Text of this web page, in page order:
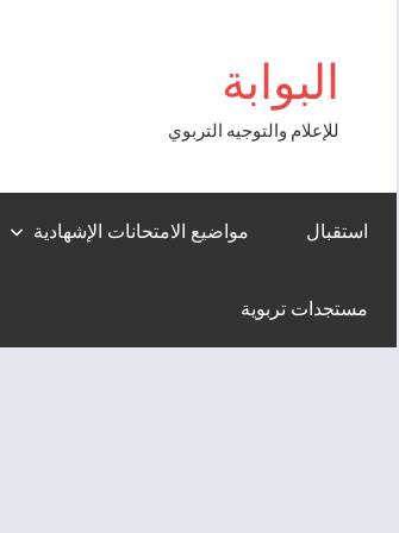
البوابة
للإعلام والتوجيه التربوي
استقبال مواضيع الامتحانات الإشهادية
مستجدات تربوية